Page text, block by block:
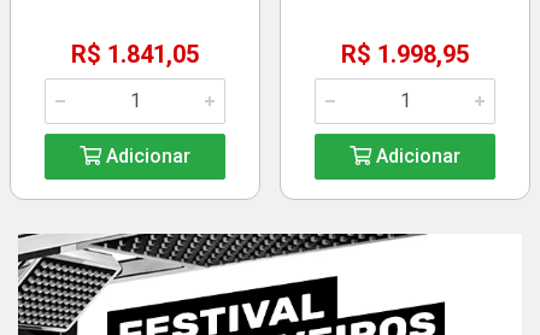
R$ 1.841,05
Adicionar
R$ 1.998,95
Adicionar